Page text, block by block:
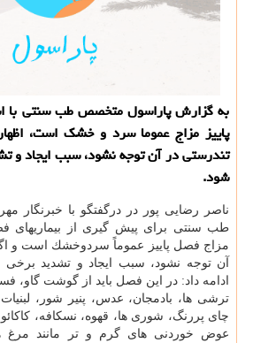
به گزارش پاراسول متخصص طب سنتی با
پاییز مزاج عموما سرد و خشك است،
تندرستی در آن توجه نشود، سبب ایجاد و
شود.
ناصر رضایی پور در درگفتگو با خبرنگار
طب سنتی برای پیش گیری از بیماریهای
مزاج فصل پاییز عموماً سردوخشك است و
آن توجه نشود، سبب ایجاد و تشدید
ادامه داد: در این فصل باید از گوشت گاو،
ترشی ها، بادمجان، عدس، پنیر شور،
چای پررنگ، شوری ها، قهوه، نسكافه،
عوض خوردنی های گرم و تر مانند